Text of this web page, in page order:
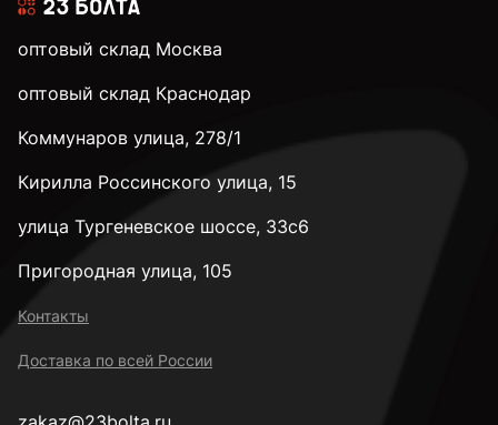
оптовый склад Москва
оптовый склад Краснодар
Коммунаров улица, 278/1
Кирилла Россинского улица, 15
улица Тургеневское шоссе, 33с6
Пригородная улица, 105
Контакты
Доставка по всей России